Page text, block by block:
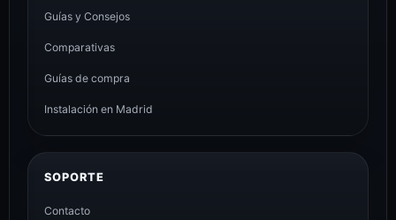
Guías y Consejos
Comparativas
Guías de compra
Instalación en Madrid
SOPORTE
Contacto